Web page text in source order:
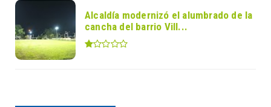
Alcaldía modernizó el alumbrado de la
cancha del barrio Vill...